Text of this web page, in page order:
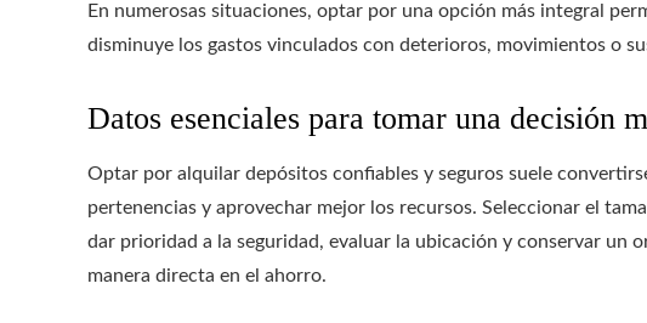
En numerosas situaciones, optar por una opción más integral
disminuye los gastos vinculados con deterioros, movimientos o
Datos esenciales para tomar una decisión
Optar por alquilar depósitos confiables y seguros suele
pertenencias y aprovechar mejor los recursos. Seleccionar el
dar prioridad a la seguridad, evaluar la ubicación y conservar un
manera directa en el ahorro.